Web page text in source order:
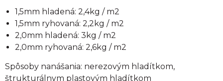
1,5mm hladená: 2,4kg / m2
1,5mm ryhovaná: 2,2kg / m2
2,0mm hladená: 3kg / m2
2,0mm ryhovaná: 2,6kg / m2
Spôsoby nanášania: nerezovým hladítkom,
štrukturálnym plastovým hladítkom